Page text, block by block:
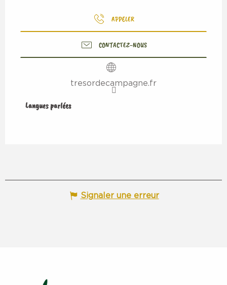
APPELER
CONTACTEZ-NOUS
tresordecampagne.fr
Langues parlées
Langues parlées
Signaler une erreur